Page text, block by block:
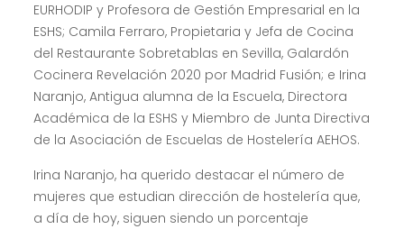
EURHODIP y Profesora de Gestión Empresarial en la
ESHS; Camila Ferraro, Propietaria y Jefa de Cocina
del Restaurante Sobretablas en Sevilla, Galardón
Cocinera Revelación 2020 por Madrid Fusión; e Irina
Naranjo, Antigua alumna de la Escuela, Directora
Académica de la ESHS y Miembro de Junta Directiva
de la Asociación de Escuelas de Hostelería AEHOS.
Irina Naranjo, ha querido destacar el número de
mujeres que estudian dirección de hostelería que,
a día de hoy, siguen siendo un porcentaje